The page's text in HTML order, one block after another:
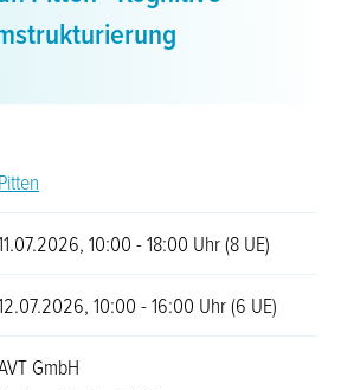
Pitten
10:00 - 18:00 Uhr (8 UE)
10:00 - 16:00 Uhr (6 UE)
GmbH